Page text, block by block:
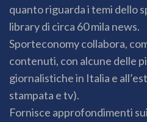
quanto riguarda i temi dello
library di circa 60 mila news.
Sporteconomy collabora,
contenuti, con alcune delle
giornalistiche in Italia e
stampata e tv).
Fornisce approfondimenti